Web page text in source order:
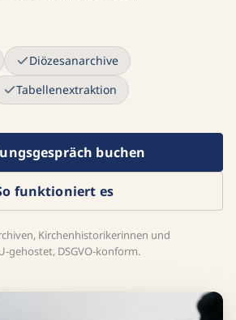
Diözesanarchive
Tabellenextraktion
buchen
funktioniert es
Kirchenhistorikerinnen und
gehostet, DSGVO-konform.